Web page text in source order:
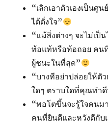
“เลิกเอาตัวเองเป็นศู
ได้ดั่งใจ”
“แม้สิ่งต่างๆ จะไม่เป็
ท้อแท้หรือท้อถอย คน
ผู้ชนะในที่สุด”
“บางทีอย่าปล่อยให้ตั
ใดๆ ตราบใดที่คุณทำ
“พอโตขึ้นจะรู้ใจคนม
คนที่ยินดีและหวังดีกับ